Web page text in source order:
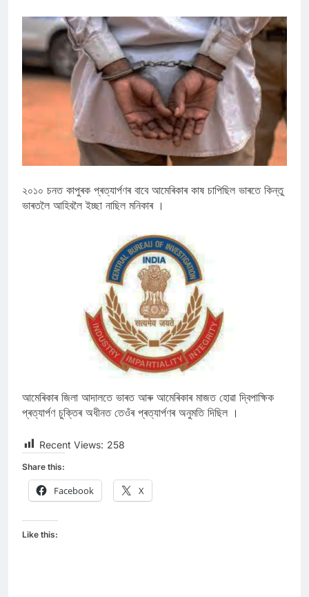
২০১০ চনত কাপুৰক প্ৰত্যাৰ্পণৰ বাবে আমেৰিকাৰ কাষ চাপিছিল ভাৰতে কিন্তু
ভাৰতলৈ আহিবলৈ ইচ্ছা নাছিল মনিকাৰ ।
আমেৰিকাৰ জিলা আদালতে ভাৰত আৰু আমেৰিকাৰ মাজত হোৱা দ্বিপাক্ষিক
প্ৰত্যাৰ্পণ চুক্তিৰ অধীনত তেওঁৰ প্ৰত্যাৰ্পণৰ অনুমতি দিছিল ।
Recent Views: 258
Share this:
Facebook X
Like this: